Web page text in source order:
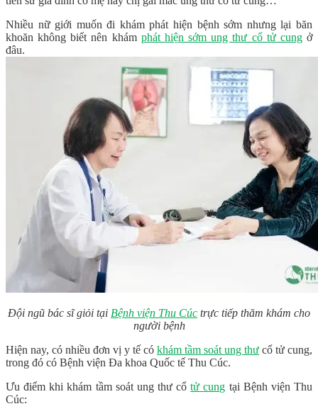
Nhiều nữ giới muốn đi khám phát hiện bệnh sớm nhưng lại băn
khoăn không biết nên khám phát hiện sớm ung thư cổ tử cungở
đâu.
Đội ngũ bác sĩ giỏi tại Bệnh viện Thu Cúc trực tiếp thăm khám cho
người bệnh
Hiện nay, có nhiều đơn vị y tế có khám tầm soát ung thư cổ tử cung,
trong đó có Bệnh viện Đa khoa Quốc tế Thu Cúc.
Ưu điểm khi khám tầm soát ung thư cổtử cung tại Bệnh viện Thu
Cúc: